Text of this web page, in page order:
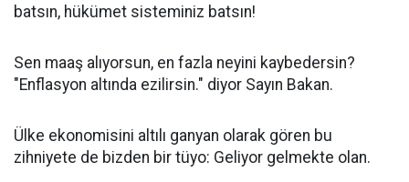
batsın, hükümet sisteminiz batsın!
Sen maaş alıyorsun, en fazla neyini kaybedersin?
"Enflasyon altında ezilirsin." diyor Sayın Bakan.
Ülke ekonomisini altılı ganyan olarak gören bu
zihniyete de bizden bir tüyo: Geliyor gelmekte olan.